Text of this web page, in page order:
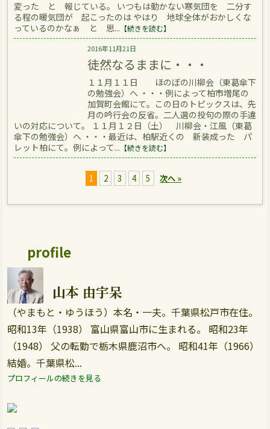
変った と 報じている。 いつもは動かない寒気団を 二分す
る程の暖気団が 起こったのは やはり 地球全体がおかしくな
っているのかなぁ と 思... 【続きを読む】
2016年11月21日
徒然なるままに・・・
１１月１１日 ほのぼの川柳会（東葛傘下
の勉強会）へ ・・・例によって柏市増尾の
加賀町会館にて。この日のトピックスは、先
月の吟行会の反省。二人選の投句の際の手違
いの対応について。 １１月１２日（土） 川柳会・江風（東葛
傘下の勉強会）へ ・・・最近は、柏駅近くの 新装成った パ
レット柏にて。例によって... 【続きを読む】
1 2 3 4 5 次へ »
profile
山本 由宇呆
（やまもと・ゆうほう）本名・一夫。千葉県松戸市在住。
昭和13年（1938） 富山県富山市に生まれる。 昭和23年
（1948） 父の転勤で栃木県鹿沼市へ。 昭和41年（1966）
結婚。千葉県松...
プロフィールの続きを見る